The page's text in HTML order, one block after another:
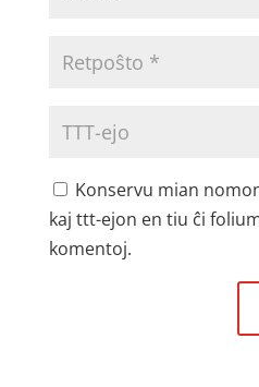
Konservu mian
kaj ttt-ejon en tiu ĉi
komentoj.